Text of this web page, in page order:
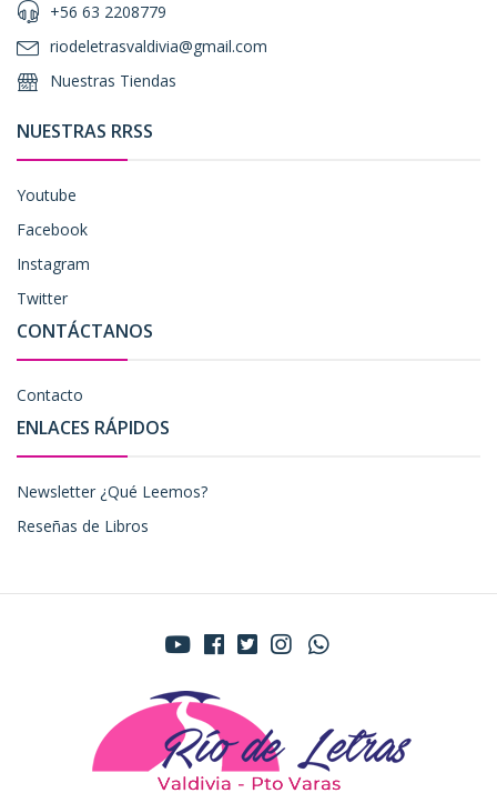
+56 63 2208779
riodeletrasvaldivia@gmail.com
Nuestras Tiendas
NUESTRAS RRSS
Youtube
Facebook
Instagram
Twitter
CONTÁCTANOS
Contacto
ENLACES RÁPIDOS
Newsletter ¿Qué Leemos?
Reseñas de Libros